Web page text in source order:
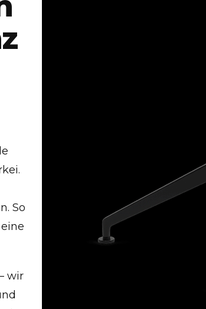
So
wir